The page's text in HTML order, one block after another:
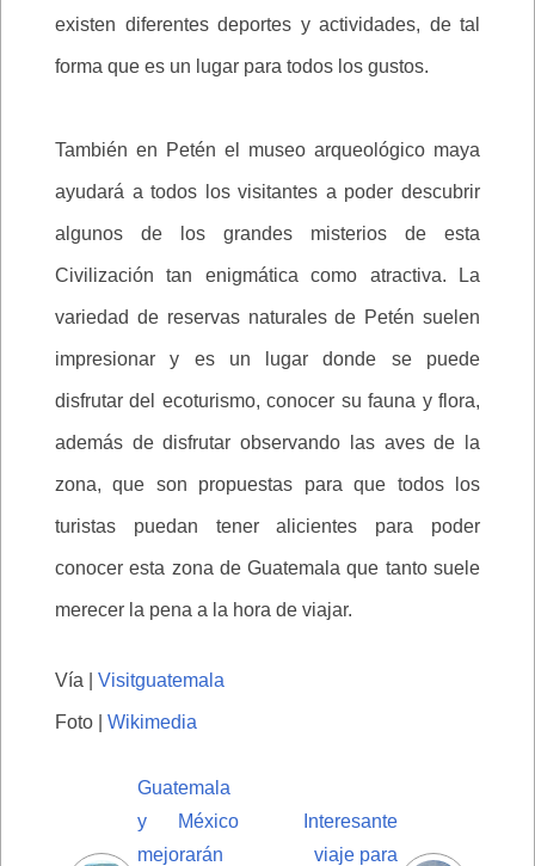
existen diferentes deportes y actividades, de tal
forma que es un lugar para todos los gustos.
También en Petén el museo arqueológico maya
ayudará a todos los visitantes a poder descubrir
algunos de los grandes misterios de esta
Civilización tan enigmática como atractiva. La
variedad de reservas naturales de Petén suelen
impresionar y es un lugar donde se puede
disfrutar del ecoturismo, conocer su fauna y flora,
además de disfrutar observando las aves de la
zona, que son propuestas para que todos los
turistas puedan tener alicientes para poder
conocer esta zona de Guatemala que tanto suele
merecer la pena a la hora de viajar.
Vía | Visitguatemala
Foto | Wikimedia
Guatemala
y México
mejorarán
Interesante
viaje para